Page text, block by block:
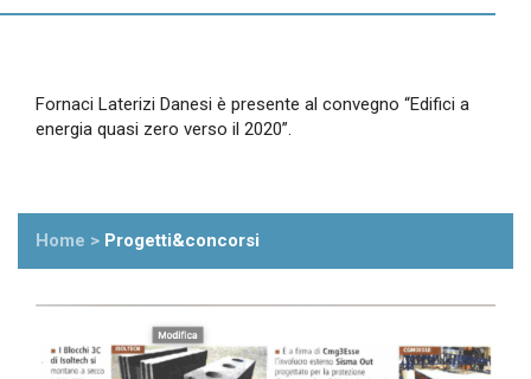
Fornaci Laterizi Danesi è presente al convegno “Edifici a
energia quasi zero verso il 2020”.
Home > Progetti&concorsi